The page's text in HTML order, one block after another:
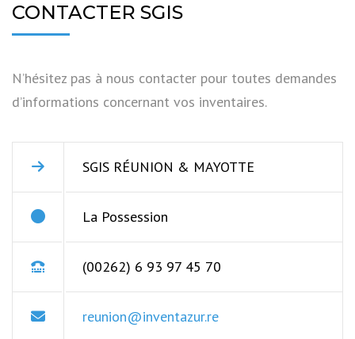
CONTACTER SGIS
N’hésitez pas à nous contacter pour toutes demandes
d’informations concernant vos inventaires.
SGIS RÉUNION & MAYOTTE
La Possession
(00262) 6 93 97 45 70
reunion@inventazur.re